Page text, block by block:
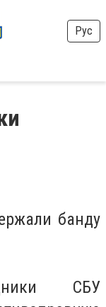
Рус
банду
СБУ